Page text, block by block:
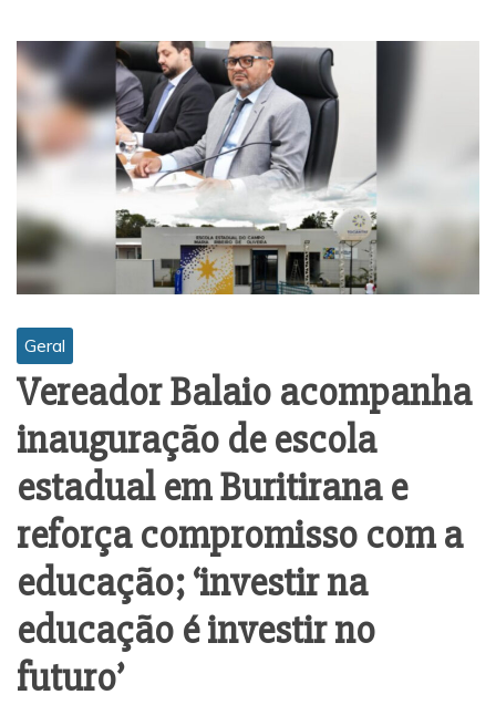
Geral
Vereador Balaio acompanha
inauguração de escola
estadual em Buritirana e
reforça compromisso com a
educação; ‘investir na
educação é investir no
futuro’